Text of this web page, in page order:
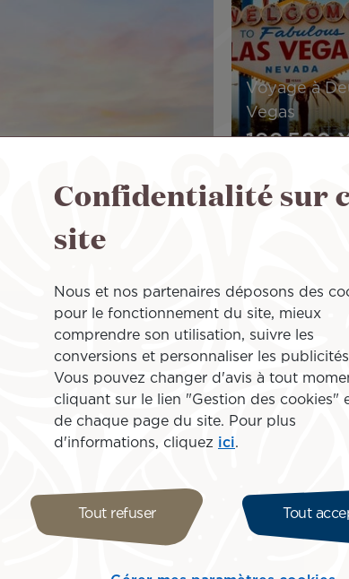
!
Voyage à
Vegas
199 500
Image
OFFRE DE
Confidentialité sur
site
Nous et nos partenaires déposons des
pour le fonctionnement du site, mieux
comprendre son utilisation, suivre les
conversions et personnaliser les
Vous pouvez changer d'avis à tout
cliquant sur le lien "Gestion des cookies"
de chaque page du site. Pour plus
d'informations, cliquez ici.
Tout refuser Tout